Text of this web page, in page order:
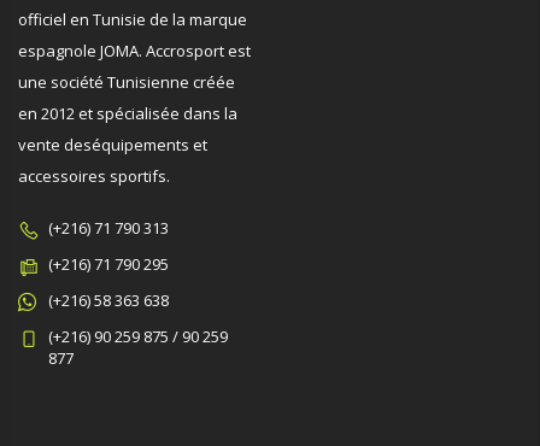
officiel en Tunisie de la marque
espagnole JOMA. Accrosport est
une société Tunisienne créée
en 2012 et spécialisée dans la
vente deséquipements et
accessoires sportifs.
(+216) 71 790 313
(+216) 71 790 295
(+216) 58 363 638
(+216) 90 259 875 / 90 259
877